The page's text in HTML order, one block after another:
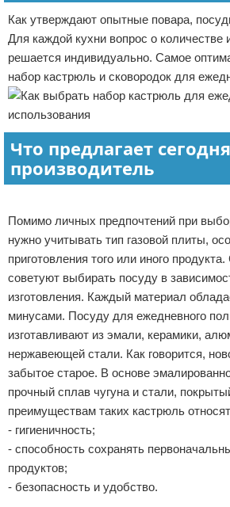
Как утверждают опытные повара,
Для каждой кухни вопрос о количестве
решается индивидуально. Самое
набор кастрюль и сковородок для
Что предлагает сегодня
производитель
Помимо личных предпочтений при
нужно учитывать тип газовой плиты,
приготовления того или иного
советуют выбирать посуду в
изготовления. Каждый материал
минусами. Посуду для ежедневного
изготавливают из эмали, керамики,
нержавеющей стали. Как говорится,
забытое старое. В основе
прочный сплав чугуна и стали,
преимуществам таких кастрюль
- гигиеничность;
- способность сохранять
продуктов;
- безопасность и удобство.